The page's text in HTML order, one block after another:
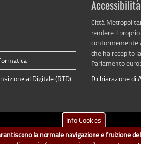
al Digitale (RTD)
Accessibilità
Città
rendere il
conformemente
che ha recepito
Parlamento
Dichiarazione di
è il progetto "Open Data" della
Info Cookies
la normale navigazione e fruizione